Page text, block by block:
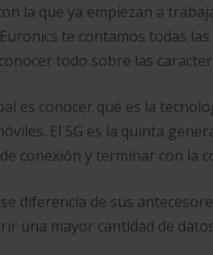
la que ya empiezan a
te contamos todas
todo sobre las
es conocer qué es la
El 5G es la quinta
conexión y terminar con la
diferencia de sus
una mayor cantidad de